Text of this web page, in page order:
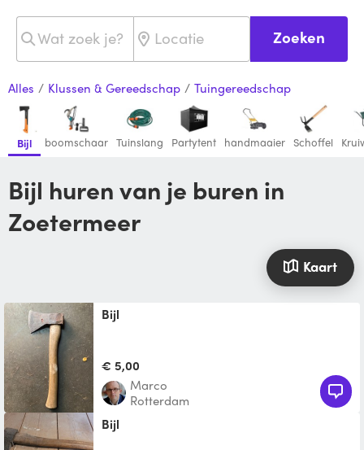
Zoeken
Alles / Klussen & Gereedschap / Tuingereedschap
Bijl boomschaar Tuinslang Partytent handmaaier Schoffel
Bijl huren van je buren in
Zoetermeer
Kaart
Bijl
€ 5,00
Marco
Rotterdam
Bijl